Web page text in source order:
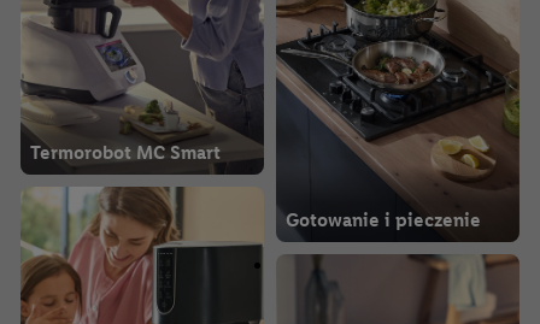
Termorobot MC Smart
Gotowanie i pieczenie